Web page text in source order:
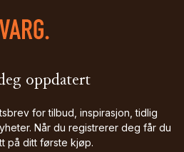
oppdatert
for tilbud, inspirasjon, tidlig
Når du registrerer deg får du
på ditt første kjøp.